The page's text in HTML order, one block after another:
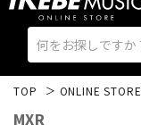
TOP ONLINE STORE
MXR